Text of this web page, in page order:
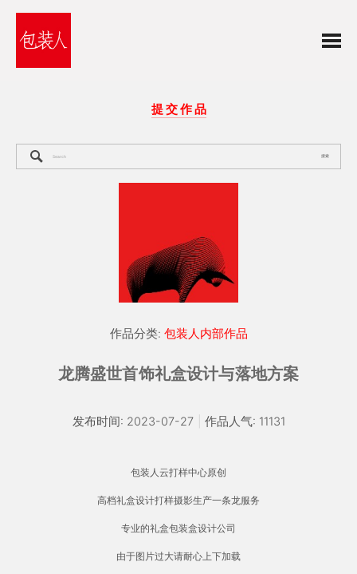
提 交 作 品
搜索
作品分类: 包装人内部作品
龙腾盛世首饰礼盒设计与落地方案
发布时间: 2023-07-27 作品人气: 11131
包装人云打样中心原创
高档礼盒设计打样摄影生产一条龙服务
专业的礼盒包装盒设计公司
由于图片过大请耐心上下加载